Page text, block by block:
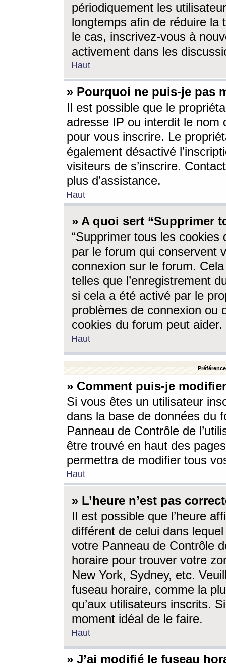
périodiquement les
longtemps afin de réduire la
le cas, inscrivez-vous à
activement dans les
Haut
» Pourquoi ne puis-je pas
Il est possible que le
adresse IP ou interdit le nom
pour vous inscrire. Le
également désactivé
visiteurs de s’inscrire.
plus d’assistance.
Haut
» A quoi sert “Supprimer
“Supprimer tous les cookies
par le forum qui conservent
connexion sur le forum.
telles que l’enregistrement
si cela a été activé par le
problèmes de connexion ou
cookies du forum peut aider.
Haut
» Comment puis-je
Si vous êtes un utilisateur
dans la base de données du
Panneau de Contrôle de
être trouvé en haut des
permettra de modifier tous
Haut
» L’heure n’est pas
Il est possible que l’heure
différent de celui dans
votre Panneau de Contrôle
horaire pour trouver votre
New York, Sydney, etc.
fuseau horaire, comme la
qu’aux utilisateurs inscrits.
moment idéal de le faire.
Haut
» J’ai modifié le fuseau